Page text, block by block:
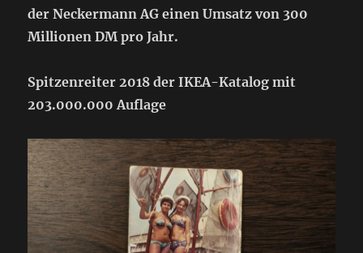
der Neckermann AG einen Umsatz von 300
Millionen DM pro Jahr.
Spitzenreiter 2018 der IKEA-Katalog mit
203.000.000 Auflage